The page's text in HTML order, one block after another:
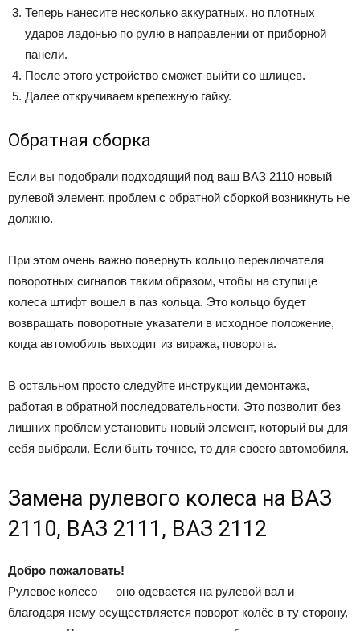
Теперь нанесите несколько аккуратных, но плотных
ударов ладонью по рулю в направлении от приборной
панели.
После этого устройство сможет выйти со шлицев.
Далее откручиваем крепежную гайку.
Обратная сборка
Если вы подобрали подходящий под ваш ВАЗ 2110 новый
рулевой элемент, проблем с обратной сборкой возникнуть не
должно.
При этом очень важно повернуть кольцо переключателя
поворотных сигналов таким образом, чтобы на ступице
колеса штифт вошел в паз кольца. Это кольцо будет
возвращать поворотные указатели в исходное положение,
когда автомобиль выходит из виража, поворота.
В остальном просто следуйте инструкции демонтажа,
работая в обратной последовательности. Это позволит без
лишних проблем установить новый элемент, который вы для
себя выбрали. Если быть точнее, то для своего автомобиля.
Замена рулевого колеса на ВАЗ
2110, ВАЗ 2111, ВАЗ 2112
Добро пожаловать!
Рулевое колесо — оно одевается на рулевой вал и
благодаря нему осуществляется поворот колёс в ту сторону,